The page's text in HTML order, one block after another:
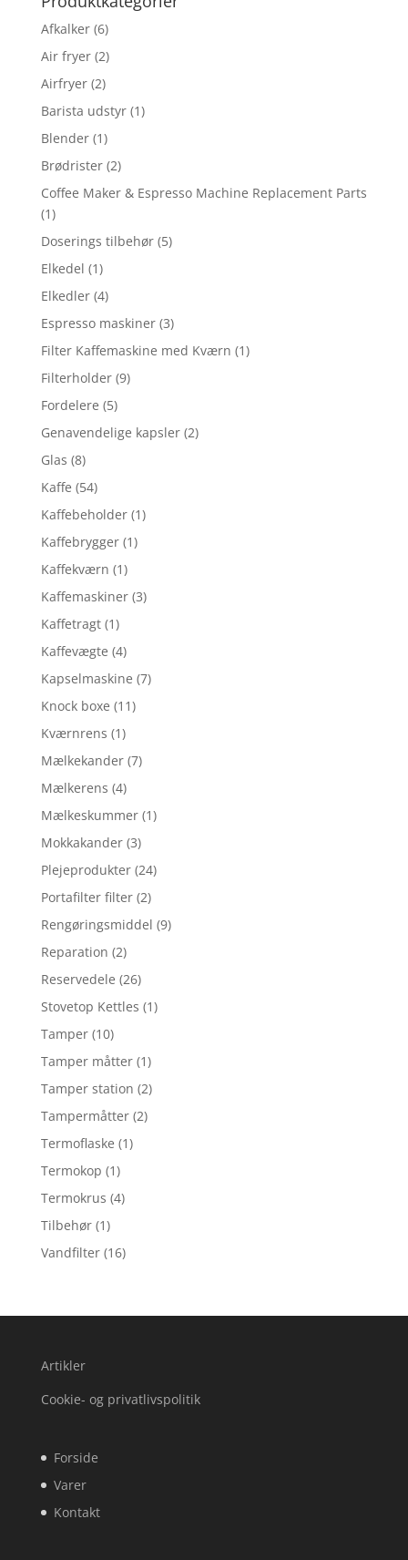
Afkalker (6)
Air fryer (2)
Airfryer (2)
Barista udstyr (1)
Blender (1)
Brødrister (2)
Coffee Maker & Espresso Machine Replacement Parts
(1)
Doserings tilbehør (5)
Elkedel (1)
Elkedler (4)
Espresso maskiner (3)
Filter Kaffemaskine med Kværn (1)
Filterholder (9)
Fordelere (5)
Genavendelige kapsler (2)
Glas (8)
Kaffe (54)
Kaffebeholder (1)
Kaffebrygger (1)
Kaffekværn (1)
Kaffemaskiner (3)
Kaffetragt (1)
Kaffevægte (4)
Kapselmaskine (7)
Knock boxe (11)
Kværnrens (1)
Mælkekander (7)
Mælkerens (4)
Mælkeskummer (1)
Mokkakander (3)
Plejeprodukter (24)
Portafilter filter (2)
Rengøringsmiddel (9)
Reparation (2)
Reservedele (26)
Stovetop Kettles (1)
Tamper (10)
Tamper måtter (1)
Tamper station (2)
Tampermåtter (2)
Termoflaske (1)
Termokop (1)
Termokrus (4)
Tilbehør (1)
Vandfilter (16)
Artikler
Cookie- og privatlivspolitik
Forside
Varer
Kontakt